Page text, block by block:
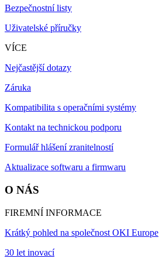
Bezpečnostní listy
Uživatelské příručky
VÍCE
Nejčastější dotazy
Záruka
Kompatibilita s operačními systémy
Kontakt na technickou podporu
Formulář hlášení zranitelností
Aktualizace softwaru a firmwaru
O NÁS
FIREMNÍ INFORMACE
Krátký pohled na společnost OKI Europe
30 let inovací